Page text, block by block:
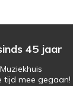
45 jaar
tijd mee gegaan!